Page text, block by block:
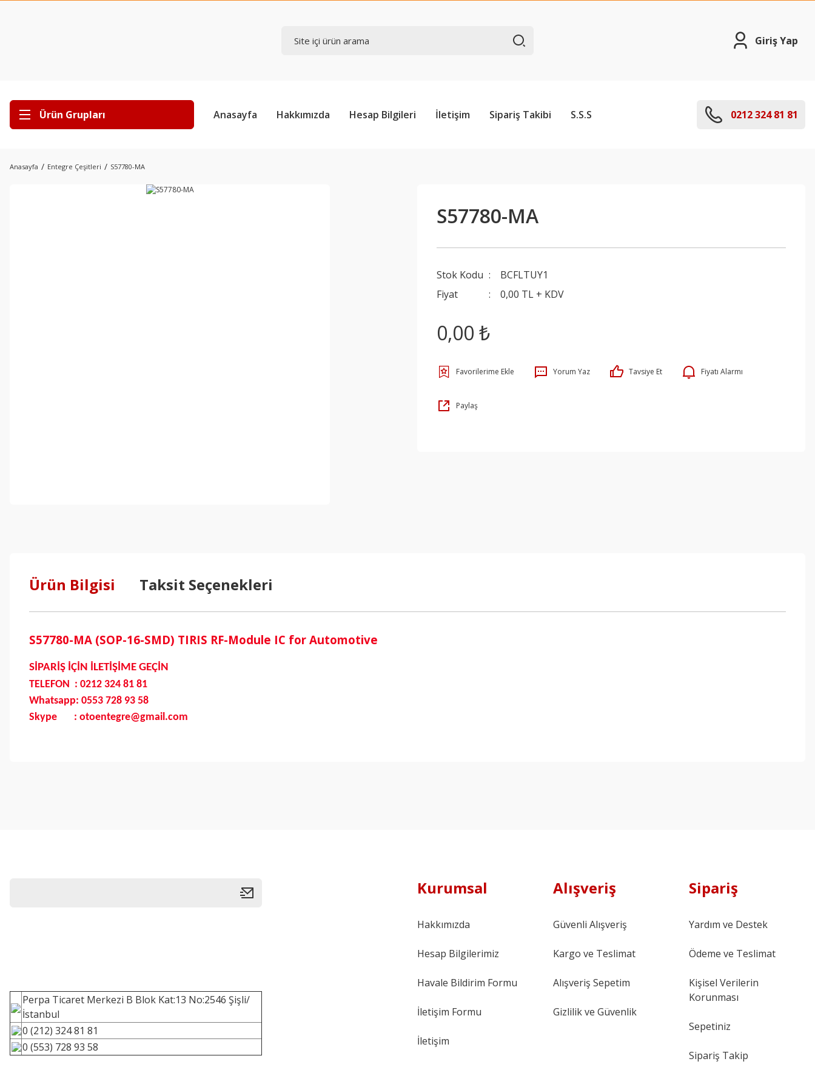
Giriş Yap
Ürün Grupları Anasayfa Hakkımızda Hesap Bilgileri İletişim Sipariş Takibi S.S.S 0212 324 81 81
Anasayfa Entegre Çeşitleri S57780-MA
S57780-MA
Stok Kodu
BCFLTUY1
Fiyat
0,00 TL + KDV
0,00 ₺
Yorum Yaz Tavsiye Et Fiyatı Alarmı
Paylaş
Ürün Bilgisi Taksit Seçenekleri
S57780-MA (SOP-16-SMD) TIRIS RF-Module IC for Automotive
SİPARİŞ İÇİN İLETİŞİME GEÇİN
TELEFON : 0212 324 81 81
Whatsapp: 0553 728 93 58
Skype : otoentegre@gmail.com
Perpa Ticaret Merkezi B Blok Kat:13 No:2546 Şişli/
İstanbul
0 (212) 324 81 81
0 (553) 728 93 58
Kurumsal
Hakkımızda
Hesap Bilgilerimiz
Havale Bildirim Formu
İletişim Formu
İletişim
Alışveriş
Güvenli Alışveriş
Kargo ve Teslimat
Alışveriş Sepetim
Gizlilik ve Güvenlik
Sipariş
Yardım ve Destek
Ödeme ve Teslimat
Kişisel Verilerin
Korunması
Sepetiniz
Sipariş Takip